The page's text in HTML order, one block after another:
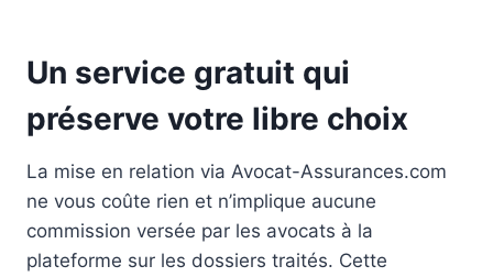
Un service gratuit qui
préserve votre libre choix
La mise en relation via Avocat-Assurances.com
ne vous coûte rien et n’implique aucune
commission versée par les avocats à la
plateforme sur les dossiers traités. Cette